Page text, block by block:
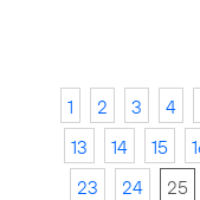
1 2 3 4
13
14 15
23
24 25